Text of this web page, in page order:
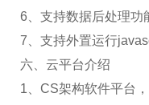
6、支持数据后处理功
7、支持外置运行
六、云平台介绍
1、CS架构软件平台，